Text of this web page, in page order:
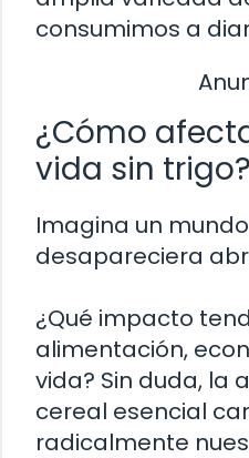
consumimos a
¿Cómo
vida sin trigo?
Imagina un
desapareciera
¿Qué impacto
alimentación,
vida? Sin duda, la
cereal esencial
radicalmente